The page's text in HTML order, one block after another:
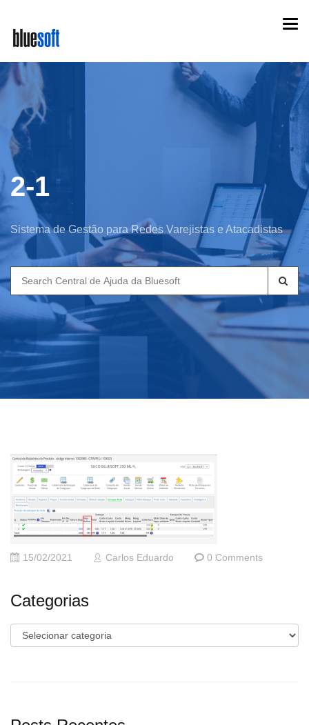
main
content
2-1
Sistema de Gestão para Redes Varejistas e Atacadistas
Search
for:
15/02/2021 Carlos Eduardo 0 Comments
Categorias
Categorias